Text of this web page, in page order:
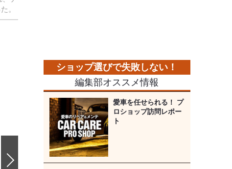
。
編集部オススメ情報
愛車を任せられる！ プ
ロショップ訪問レポー
ト